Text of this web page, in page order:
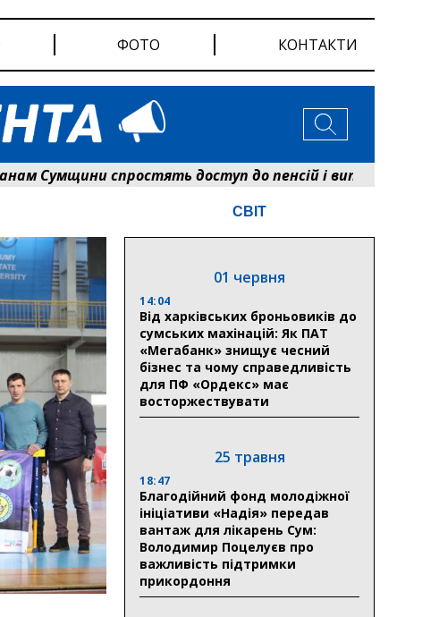
ФОТО КОНТАКТИ
спростять доступ до пенсій і виплат:
СВІТ
01 червня
14:04
Від харківських броньовиків до
сумських махінацій: Як ПАТ
«Мегабанк» знищує чесний
бізнес та чому справедливість
для ПФ «Ордекс» має
восторжествувати
25 травня
18:47
Благодійний фонд молодіжної
ініціативи «Надія» передав
вантаж для лікарень Сум:
Володимир Поцелуєв про
важливість підтримки
прикордоння